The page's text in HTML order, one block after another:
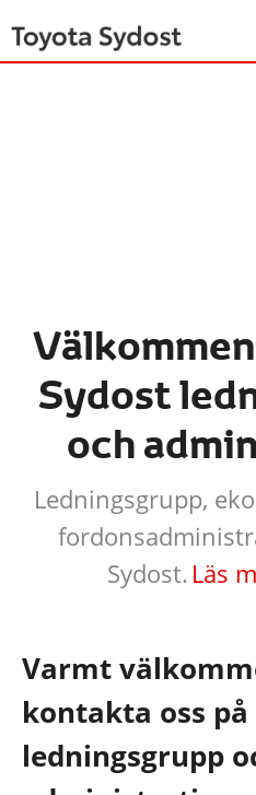
Sydost
och
Ledningsgrupp,
Sydost. Läs
Varmt
kontakta oss
ledningsgrupp